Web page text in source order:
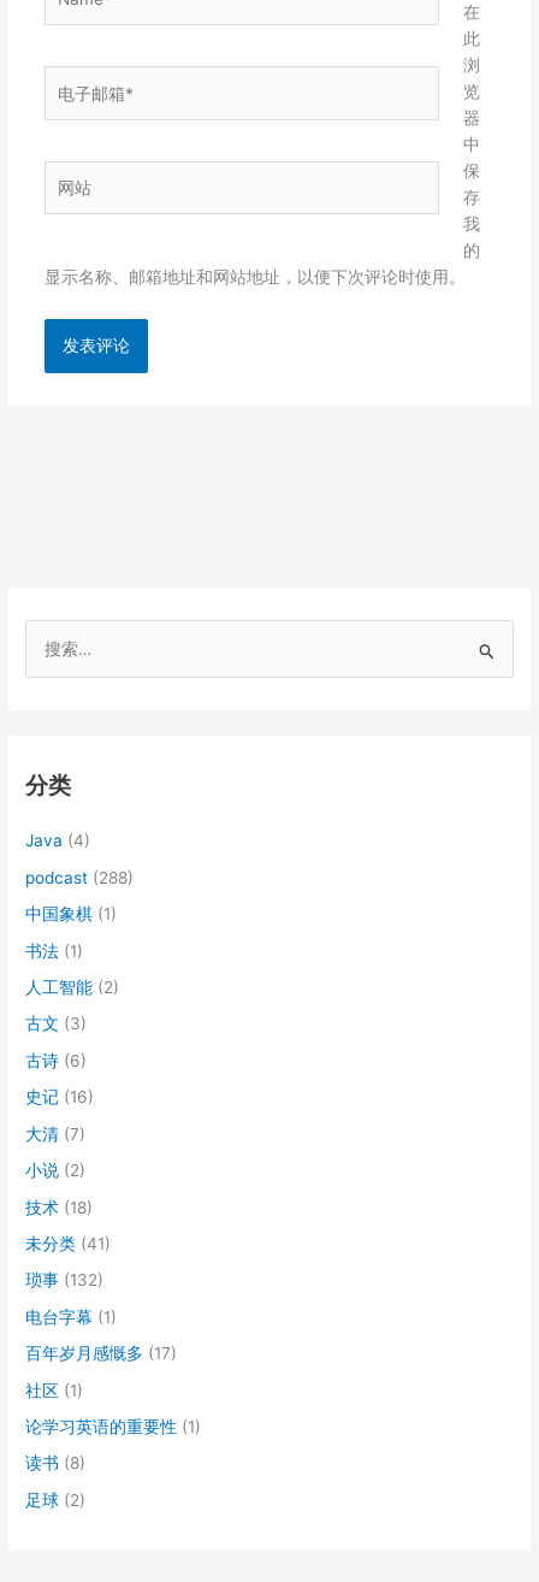
子
箱
站
在
此
浏
览
器
中
保
存
我
的
显示名称、邮箱地址和网站地址，以便下次评论时使用。
分类
Java (4)
podcast (288)
中国象棋 (1)
书法 (1)
人工智能 (2)
古文 (3)
古诗 (6)
史记 (16)
大清 (7)
小说 (2)
技术 (18)
未分类 (41)
琐事 (132)
电台字幕 (1)
百年岁月感慨多 (17)
社区 (1)
论学习英语的重要性 (1)
读书 (8)
足球 (2)